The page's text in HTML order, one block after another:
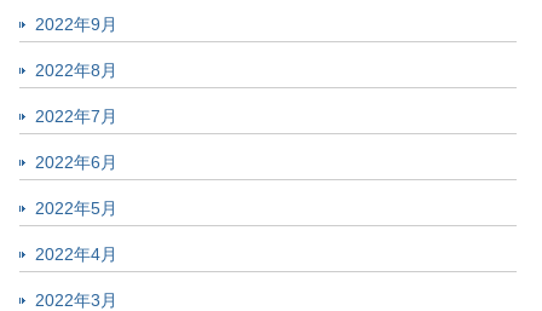
2022年9月
2022年8月
2022年7月
2022年6月
2022年5月
2022年4月
2022年3月